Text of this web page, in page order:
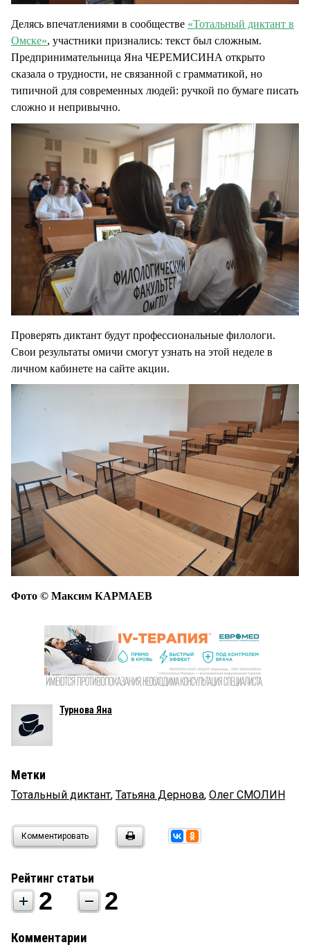
Делясь впечатлениями в сообществе «Тотальный диктант в
Омске», участники признались: текст был сложным.
Предпринимательница Яна ЧЕРЕМИСИНА открыто
сказала о трудности, не связанной с грамматикой, но
типичной для современных людей: ручкой по бумаге писать
сложно и непривычно.
Проверять диктант будут профессиональные филологи.
Свои результаты омичи смогут узнать на этой неделе в
личном кабинете на сайте акции.
Фото © Максим КАРМАЕВ
Турнова Яна
Метки
Тотальный диктант, Татьяна Дернова, Олег СМОЛИН
Комментировать
Рейтинг статьи
2 2
Комментарии